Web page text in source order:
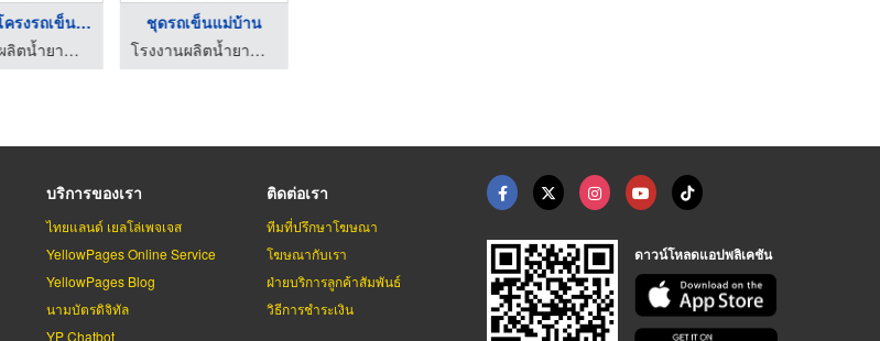
รถเข็น 3 ล้อโครงเหล็ ...
ร้าน ผลิต-จำหน่ายรถเข็น ล ซังหลี
จำหน่ายรถเข็นอุตสาหก ...
ร้าน ผลิต-จำหน่ายรถเข็น ล ซังหลี
บริการของเรา
ไทยแลนด์ เยลโล่เพจเจส
YellowPages Online Service
YellowPages Blog
นามบัตรดิจิทัล
YP Chatbot
ติดต่อเรา
ทีมที่ปรึกษาโฆษณา
โฆษณากับเรา
ฝ่ายบริการลูกค้าสัมพันธ์
วิธีการชำระเงิน
ดาวน์โหลดแอปพลิเคชัน